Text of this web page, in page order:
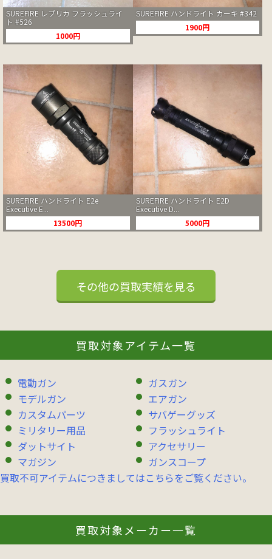
SUREFIRE レプリカ フラッシュライ
ト #526
1000円
SUREFIRE ハンドライト カーキ #342
1900円
SUREFIRE ハンドライト E2e
Executive E...
13500円
SUREFIRE ハンドライト E2D
Executive D...
5000円
その他の買取実績を見る
買取対象アイテム一覧
電動ガン
ガスガン
モデルガン
エアガン
カスタムパーツ
サバゲーグッズ
ミリタリー用品
フラッシュライト
ダットサイト
アクセサリー
マガジン
ガンスコープ
買取不可アイテムにつきましてはこちらをご覧ください。
買取対象メーカー一覧